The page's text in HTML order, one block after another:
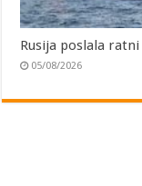
Rusija poslala
05/08/2026